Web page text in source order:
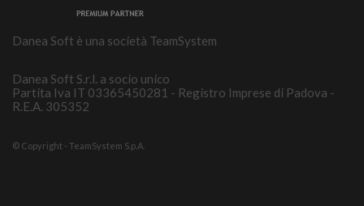
Danea Soft è una società TeamSystem
Danea Soft S.r.l. a socio unico
Partita Iva IT 03365450281 - Registro Imprese di Padova -
R.E.A. 305352
© Copyright - TeamSystem S.p.A.